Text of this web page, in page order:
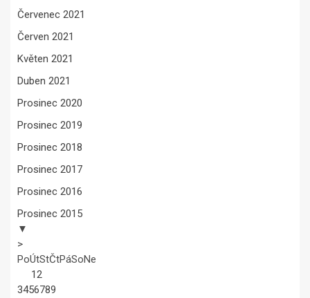
Červenec 2021
Červen 2021
Květen 2021
Duben 2021
Prosinec 2020
Prosinec 2019
Prosinec 2018
Prosinec 2017
Prosinec 2016
Prosinec 2015
▼
>
PoÚtStČtPáSoNe
12
3456789